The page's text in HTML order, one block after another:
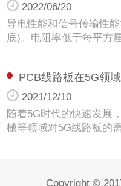
2022/06/20
导电性能和信号传输性
底)。电阻率低于每平方
PCB线路板在5G领
2021/12/10
随着5G时代的快速发展
械等领域对5G线路板的
Copyright ©